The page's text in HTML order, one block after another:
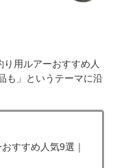
用ルアーおすすめ人
も」というテーマに沿
すすめ人気9選｜